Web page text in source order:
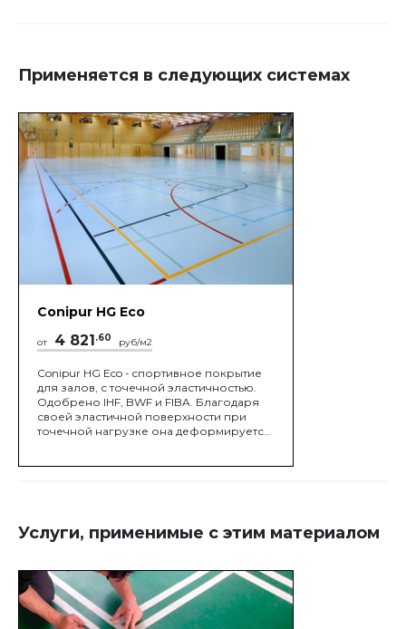
Применяется в следующих системах
Conipur HG Eco
от 4 821.60 руб/м2
Conipur HG Eco - cпортивное покрытие
для залов, с точечной эластичностью.
Одобрено IHF, BWF и FIBA. Благодаря
своей эластичной поверхности при
точечной нагрузке она деформируется,
Услуги, применимые с этим материалом